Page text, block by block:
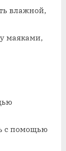
влажной,
маяками,
с помощью